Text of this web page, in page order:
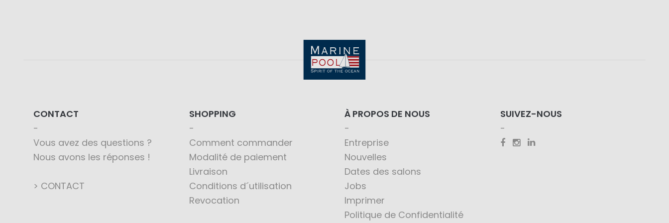
CONTACT
Vous avez des questions ?
Nous avons les réponses !
> CONTACT
SHOPPING
Comment commander
Modalité de paiement
Livraison
Conditions d´utilisation
Revocation
À PROPOS DE NOUS
Entreprise
Nouvelles
Dates des salons
Jobs
Imprimer
Politique de Confidentialité
SUIVEZ-NOUS